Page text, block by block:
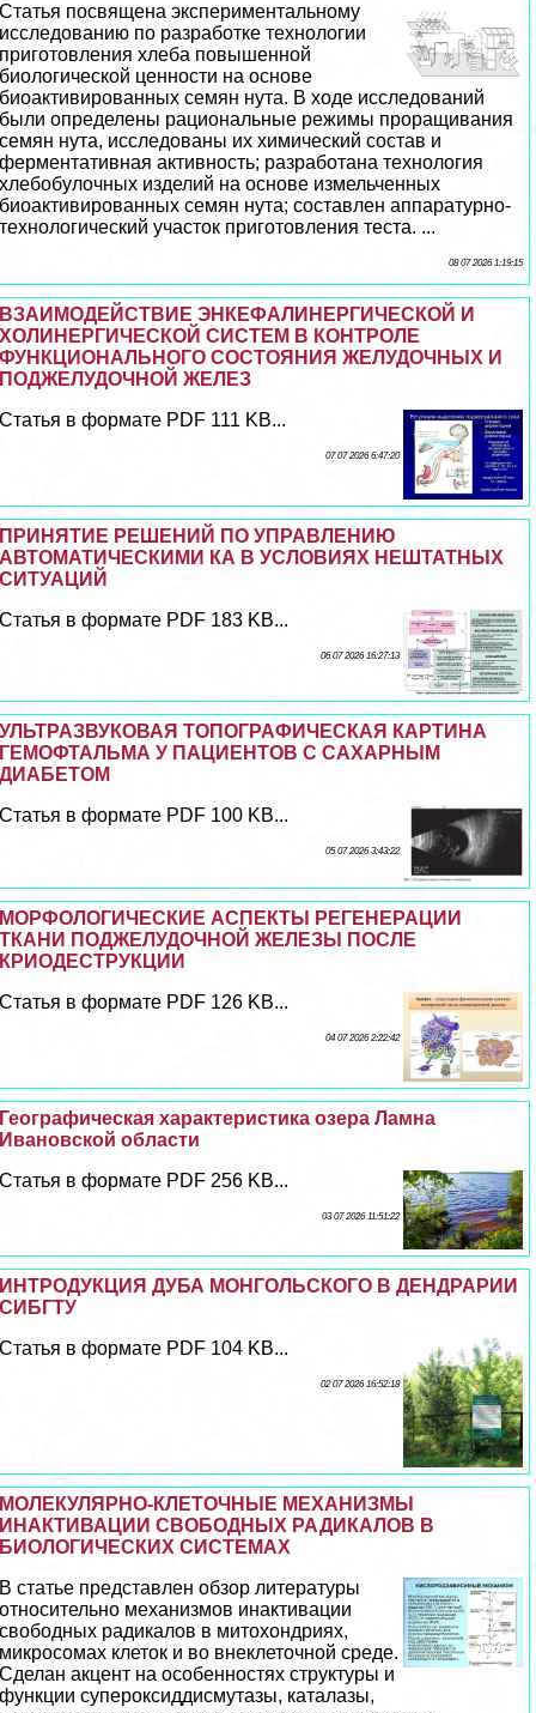
Статья посвящена экспериментальному
исследованию по разработке технологии
приготовления хлеба повышенной
биологической ценности на основе
биоактивированных семян нута. В ходе исследований
были определены рациональные режимы проращивания
семян нута, исследованы их химический состав и
ферментативная активность; разработана технология
хлебобулочных изделий на основе измельченных
биоактивированных семян нута; составлен аппаратурно-
технологический участок приготовления теста. ...
08 07 2026 1:19:15
ВЗАИМОДЕЙСТВИЕ ЭНКЕФАЛИНЕРГИЧЕСКОЙ И
ХОЛИНЕРГИЧЕСКОЙ СИСТЕМ В КОНТРОЛЕ
ФУНКЦИОНАЛЬНОГО СОСТОЯНИЯ ЖЕЛУДОЧНЫХ И
ПОДЖЕЛУДОЧНОЙ ЖЕЛЕЗ
Статья в формате PDF 111 KB...
07 07 2026 6:47:20
ПРИНЯТИЕ РЕШЕНИЙ ПО УПРАВЛЕНИЮ
АВТОМАТИЧЕСКИМИ КА В УСЛОВИЯХ НЕШТАТНЫХ
СИТУАЦИЙ
Статья в формате PDF 183 KB...
06 07 2026 16:27:13
УЛЬТРАЗВУКОВАЯ ТОПОГРАФИЧЕСКАЯ КАРТИНА
ГЕМОФТАЛЬМА У ПАЦИЕНТОВ С САХАРНЫМ
ДИАБЕТОМ
Статья в формате PDF 100 KB...
05 07 2026 3:43:22
МОРФОЛОГИЧЕСКИЕ АСПЕКТЫ РЕГЕНЕРАЦИИ
ТКАНИ ПОДЖЕЛУДОЧНОЙ ЖЕЛЕЗЫ ПОСЛЕ
КРИОДЕСТРУКЦИИ
Статья в формате PDF 126 KB...
04 07 2026 2:22:42
Географическая хаpaктеристика озера Ламна
Ивановской области
Статья в формате PDF 256 KB...
03 07 2026 11:51:22
ИНТРОДУКЦИЯ ДУБА МОНГОЛЬСКОГО В ДЕНДРАРИИ
СИБГТУ
Статья в формате PDF 104 KB...
02 07 2026 16:52:18
МОЛЕКУЛЯРНО-КЛЕТОЧНЫЕ МЕХАНИЗМЫ
ИНАКТИВАЦИИ СВОБОДНЫХ РАДИКАЛОВ В
БИОЛОГИЧЕСКИХ СИСТЕМАХ
В статье представлен обзор литературы
относительно механизмов инактивации
свободных радикалов в митохондриях,
микросомах клеток и во внеклеточной среде.
Сделан акцент на особенностях структуры и
функции супероксиддисмутазы, каталазы,